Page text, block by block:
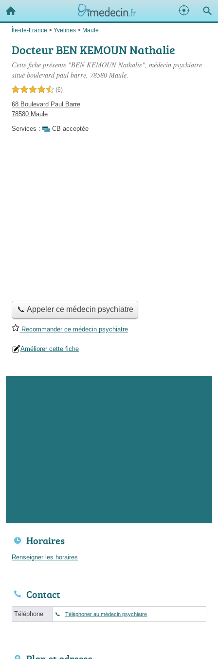
Île-de-France > Yvelines > Maule
Docteur BEN KEMOUN Nathalie
Cette fiche présente "BEN KEMOUN Nathalie", médecin psychiatre
situé boulevard paul barre, 78580 Maule.
4,5 étoiles sur 5 (6)
68 Boulevard Paul Barre
78580 Maule
Services :
CB acceptée
📞 Appeler ce médecin psychiatre
Recommander ce médecin psychiatre
Améliorer cette fiche
Horaires
Renseigner les horaires
Contact
Téléphone Téléphoner au médecin psychiatre